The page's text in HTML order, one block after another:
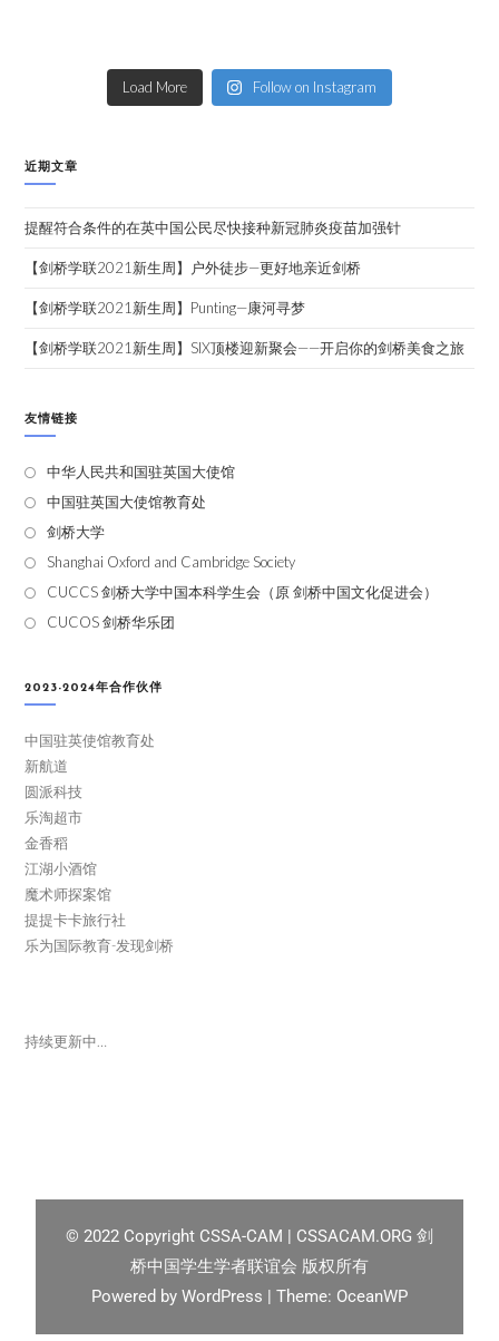
Load More Follow on Instagram
近期文章
提醒符合条件的在英中国公民尽快接种新冠肺炎疫苗加强针
【剑桥学联2021新生周】户外徒步—更好地亲近剑桥
【剑桥学联2021新生周】Punting—康河寻梦
【剑桥学联2021新生周】SIX顶楼迎新聚会——开启你的剑桥美食之旅
友情链接
中华人民共和国驻英国大使馆
中国驻英国大使馆教育处
剑桥大学
Shanghai Oxford and Cambridge Society
CUCCS 剑桥大学中国本科学生会（原 剑桥中国文化促进会）
CUCOS 剑桥华乐团
2023-2024年合作伙伴
中国驻英使馆教育处
新航道
圆派科技
乐淘超市
金香稻
江湖小酒馆
魔术师探案馆
提提卡卡旅行社
乐为国际教育-发现剑桥
持续更新中…
© 2022 Copyright CSSA-CAM | CSSACAM.ORG 剑
桥中国学生学者联谊会 版权所有
Powered by WordPress | Theme: OceanWP